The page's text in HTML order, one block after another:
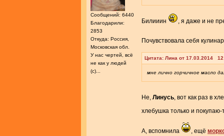
Сообщений: 6440
Благодарили:
2853
Откуда: Россия,
Московская обл.
У нас чертей, всё
не как у людей
(с)...
Билииин , я даже и не
Почувствовала себя
Цитата: Лина от 17.03.2014
мне лично горчичное масло
Не, Линусь, вот как раз в
хлебушка только и
А, вспомнила , ещё